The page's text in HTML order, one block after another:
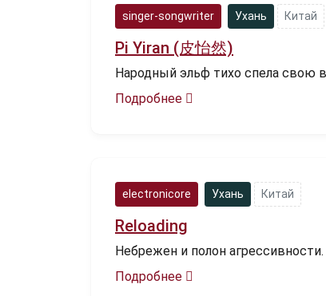
singer-songwriter Ухань Китай
Pi Yiran (皮怡然)
Народный эльф тихо спела свою
Подробнее
electronicore Ухань Китай
Reloading
Небрежен и полон агрессивности.
Подробнее